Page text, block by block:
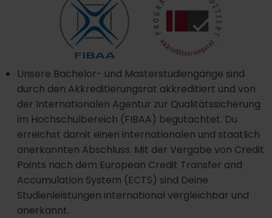
Unsere Bachelor- und Masterstudiengänge sind
durch den Akkreditierungsrat akkreditiert und von
der Internationalen Agentur zur Qualitätssicherung
im Hochschulbereich (FIBAA) begutachtet. Du
erreichst damit einen internationalen und staatlich
anerkannten Abschluss. Mit der Vergabe von Credit
Points nach dem European Credit Transfer and
Accumulation System (ECTS) sind Deine
Studienleistungen international vergleichbar und
anerkannt.